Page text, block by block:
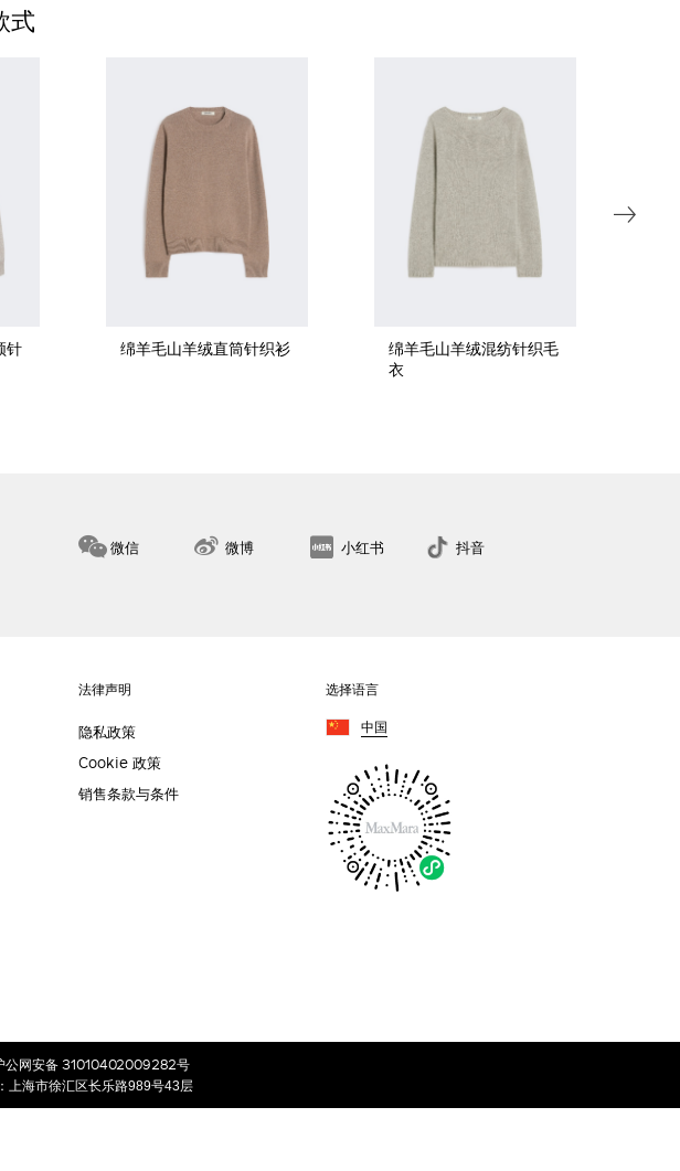
式
针
绵羊毛山羊绒直筒针织衫
绵羊毛山羊绒混纺针织毛
衣
微信 微博 小红书 抖音
法律声明
隐私政策
Cookie 政策
销售条款与条件
选择语言
中国
沪公网安备 31010402009282号
上海市徐汇区长乐路989号43层